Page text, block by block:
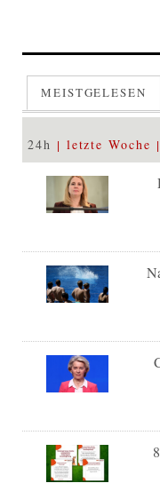
MEISTGELESEN
24h letzte Woche